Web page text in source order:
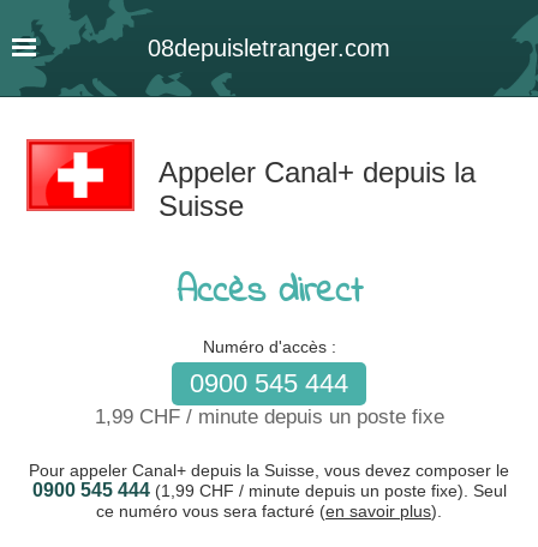
08depuisletranger.com
Appeler Canal+ depuis la
Suisse
Accès direct
Numéro d'accès :
0900 545 444
1,99 CHF / minute depuis un poste fixe
Pour appeler Canal+ depuis la Suisse, vous devez composer le
0900 545 444(1,99 CHF / minute depuis un poste fixe). Seul
ce numéro vous sera facturé (en savoir plus).